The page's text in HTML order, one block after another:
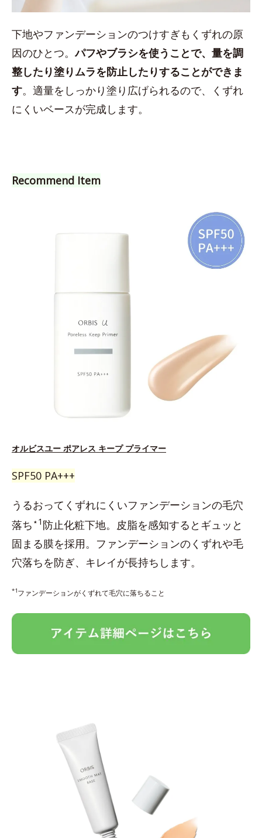
下地やファンデーションのつけすぎもくずれの原
因のひとつ。パフやブラシを使うことで、量を調
整したり塗りムラを防止したりすることができま
す。適量をしっかり塗り広げられるので、くずれ
にくいベースが完成します。
Recommend Item
オルビスユー ポアレス キープ プライマー
SPF50 PA+++
うるおってくずれにくいファンデーションの毛穴
落ち ⋆1 防止化粧下地。皮脂を感知するとギュッと
固まる膜を採用。ファンデーションのくずれや毛
穴落ちを防ぎ、キレイが長持ちします。
*1ファンデーションがくずれて毛穴に落ちること